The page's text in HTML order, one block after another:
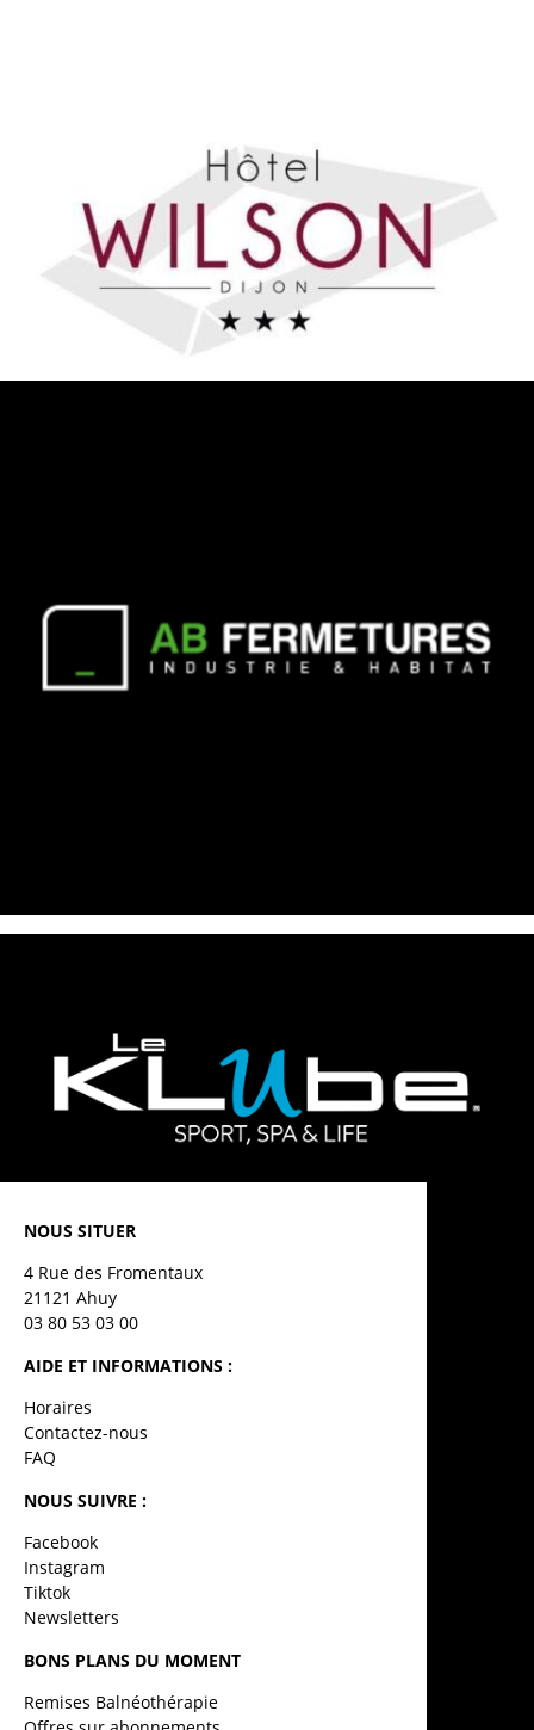
NOUS SITUER
4 Rue des Fromentaux
21121 Ahuy
03 80 53 03 00
AIDE ET INFORMATIONS :
Horaires
Contactez-nous
FAQ
NOUS SUIVRE :
Facebook
Instagram
Tiktok
Newsletters
BONS PLANS DU MOMENT
Remises Balnéothérapie